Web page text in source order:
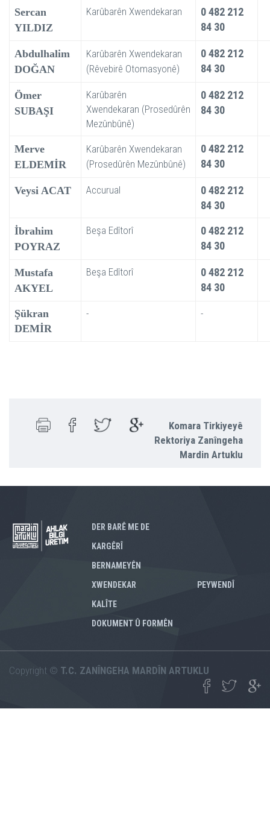
Sercan
YILDIZ
Karûbarên Xwendekaran
0 482 212
84 30
Abdulhalim
DOĞAN
Karûbarên Xwendekaran
(Rêvebirê Otomasyonê)
0 482 212
84 30
Ömer
SUBAŞI
Karûbarên
Xwendekaran (Prosedûrên
Mezûnbûnê)
0 482 212
84 30
Merve
ELDEMİR
Karûbarên Xwendekaran
(Prosedûrên Mezûnbûnê)
0 482 212
84 30
Veysi ACAT Accurual
0 482 212
84 30
İbrahim
POYRAZ
Beşa Edîtorî
0 482 212
84 30
Mustafa
AKYEL
Beşa Edîtorî
0 482 212
84 30
Şükran
DEMİR
- -
Komara Tirkiyeyê
Rektoriya Zanîngeha
Mardin Artuklu
DER BARÊ ME DE
KARGÊRÎ
BERNAMEYÊN
XWENDEKAR
KALÎTE
DOKUMENT Û FORMÊN
PEYWENDÎ
Copyright © T.C. ZANÎNGEHA MARDÎN ARTUKLU